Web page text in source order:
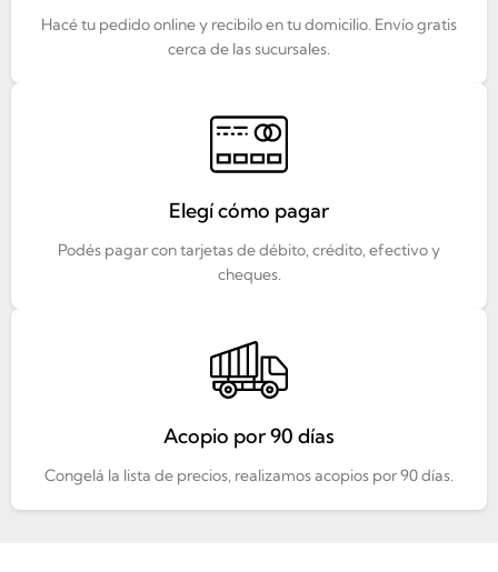
Hacé tu pedido online y recibilo en tu domicilio. Envío gratis
cerca de las sucursales.
Elegí cómo pagar
Podés pagar con tarjetas de débito, crédito, efectivo y
cheques.
Acopio por 90 días
Congelá la lista de precios, realizamos acopios por 90 días.